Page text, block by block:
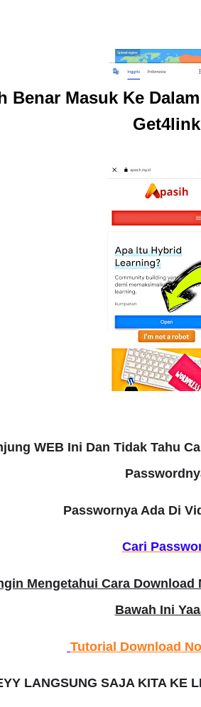
Benar Masuk Ke
Get4link
WEB Ini Dan Tidak Tahu
Passwornya Ada Di
Cari
Mengetahui Cara
Bawah Ini
Tutorial Download
LANGSUNG SAJA KITA KE